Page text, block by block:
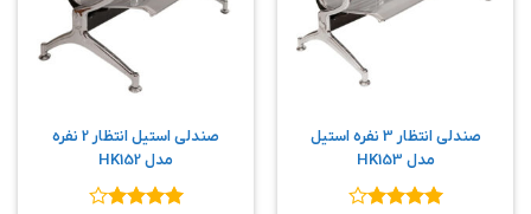
صندلی انتظار 3 نفره استیل
مدل HK153
صندلی استیل انتظار 2 نفره
مدل HK152